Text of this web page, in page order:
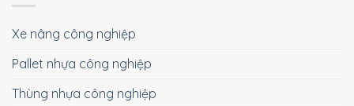
Xe nâng công nghiệp
Pallet nhựa công nghiệp
Thùng nhựa công nghiệp